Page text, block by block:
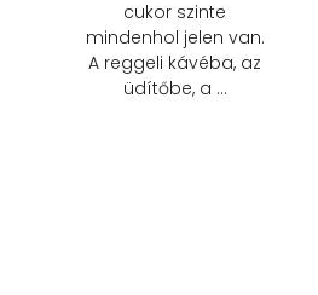
cukor szinte
mindenhol jelen van.
A reggeli kávéba, az
üdítőbe, a …